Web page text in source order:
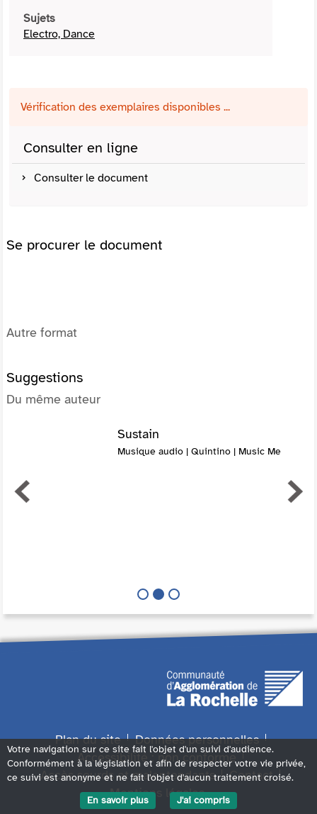
Sujets
Electro, Dance
Vérification des exemplaires disponibles ...
Consulter en ligne
Consulter le document
Se procurer le document
Autre format
Suggestions
Du même auteur
Sustain
Musique audio | Quintino | Music Me
Plan du site
Données personnelles
Accessibilité : non conforme
Accès sourds et malentendants
Contact
Mentions légales
Votre navigation sur ce site fait l'objet d'un suivi d'audience.
Conformément à la législation et afin de respecter votre vie privée,
ce suivi est anonyme et ne fait l'objet d'aucun traitement croisé.
En savoir plus
J'ai compris